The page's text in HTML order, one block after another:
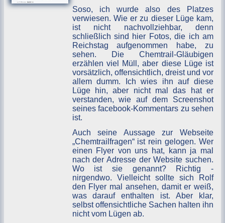
Soso, ich wurde also des Platzes
verwiesen. Wie er zu dieser Lüge kam,
ist nicht nachvollziehbar, denn
schließlich sind hier Fotos, die ich am
Reichstag aufgenommen habe, zu
sehen. Die Chemtrail-Gläubigen
erzählen viel Müll, aber diese Lüge ist
vorsätzlich, offensichtlich, dreist und vor
allem dumm. Ich wies ihn auf diese
Lüge hin, aber nicht mal das hat er
verstanden, wie auf dem Screenshot
seines facebook-Kommentars zu sehen
ist.
Auch seine Aussage zur Webseite
„Chemtrailfragen“ ist rein gelogen. Wer
einen Flyer von uns hat, kann ja mal
nach der Adresse der Website suchen.
Wo ist sie genannt? Richtig -
nirgendwo. Vielleicht sollte sich Rolf
den Flyer mal ansehen, damit er weiß,
was darauf enthalten ist. Aber klar,
selbst offensichtliche Sachen halten ihn
nicht vom Lügen ab.